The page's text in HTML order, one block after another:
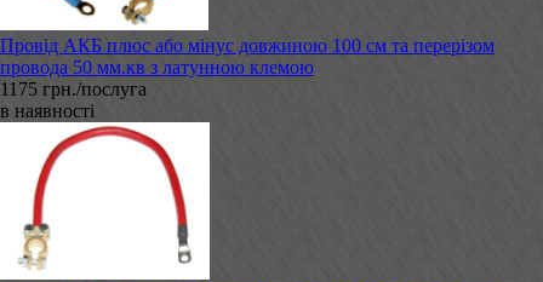
Провід АКБ плюс або мінус довжиною 100 см та перерізом
провода 50 мм.кв з латунною клемою
1175 грн./послуга
в наявності